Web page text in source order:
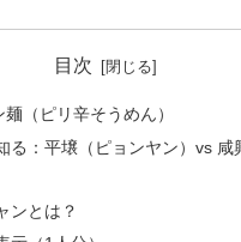
目次
（ピリ辛そうめん）
る：平壌（ピョンヤン）vs 咸
ンとは？